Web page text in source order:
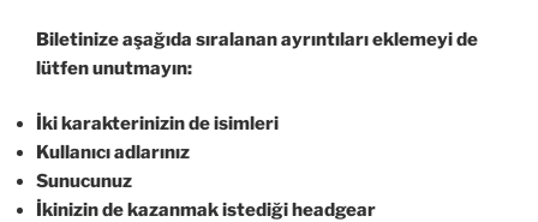
Biletinize aşağıda sıralanan ayrıntıları eklemeyi de
lütfen unutmayın:
İki karakterinizin de isimleri
Kullanıcı adlarınız
Sunucunuz
İkinizin de kazanmak istediği headgear